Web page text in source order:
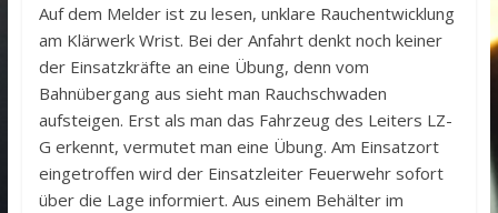
Auf dem Melder ist zu lesen, unklare Rauchentwicklung
am Klärwerk Wrist. Bei der Anfahrt denkt noch keiner
der Einsatzkräfte an eine Übung, denn vom
Bahnübergang aus sieht man Rauchschwaden
aufsteigen. Erst als man das Fahrzeug des Leiters LZ-
G erkennt, vermutet man eine Übung. Am Einsatzort
eingetroffen wird der Einsatzleiter Feuerwehr sofort
über die Lage informiert. Aus einem Behälter im